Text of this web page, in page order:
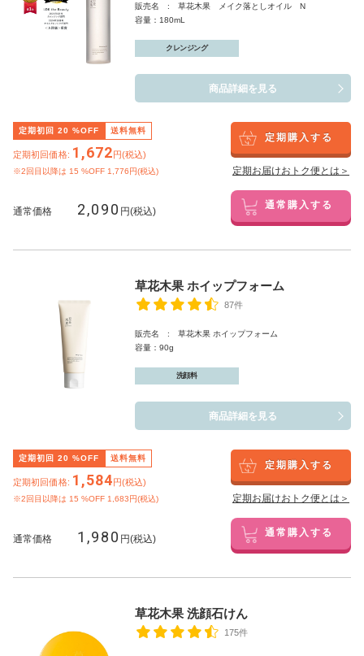
販売名 : 草花木果 メイク落としオイル N
容量：180mL
クレンジング
商品詳細を見る
定期初回 20 %OFF 送料無料
定期初回価格: 1,672円(税込)
※2回目以降は 15 %OFF 1,776円(税込)
定期購入する
定期お届けおトク便とは＞
通常価格 2,090 円(税込) 通常購入する
草花木果 ホイップフォーム
87件
販売名 : 草花木果 ホイップフォーム
容量：90g
洗顔料
商品詳細を見る
定期初回 20 %OFF 送料無料
定期初回価格: 1,584円(税込)
※2回目以降は 15 %OFF 1,683円(税込)
定期購入する
定期お届けおトク便とは＞
通常価格 1,980 円(税込) 通常購入する
草花木果 洗顔石けん
175件